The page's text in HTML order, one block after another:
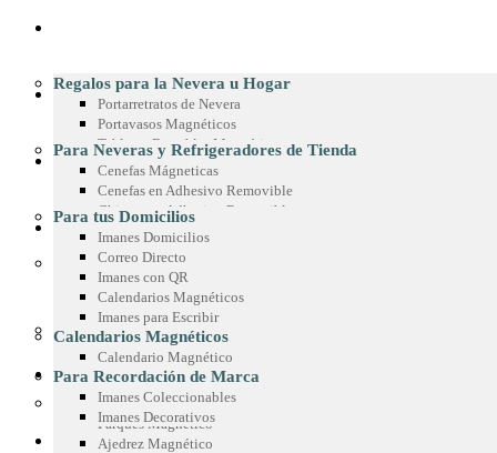
Regalos para la Nevera u Hogar
Portarretratos de Nevera
Portavasos Magnéticos
Tableros Borrables Magnéticos
Multimagnets
Portamemos con Lápiz o Marcador
Recetarios Magnéticos
Adhesivos Decorativos
Imanes Coleccionables
Regalos para Oficina
Separadores de Libros
Calendario de Escritorio
Planeador de Escritorio
Tablero en Adhesivo para Pared
Sticker Personalizados
Mouse Pad
Juegos Promocionales
Parqués Magnético
Ajedrez Magnético
MATERIAL POP
Para Neveras y Refrigeradores de Tienda
Cenefas Mágneticas
Cenefas en Adhesivo Removible
Chispas en Adhesivo Removible
Marcos en Adhesivo Removible
Esquineros en Adhesivo Removible
Adhesivos para Exteriores
Cintas para Vitrinas
Adhesivos en Espejo
Para Góndolas
Chispas Magnéticas
Chispas Marca Precio
Cenefas para Góndolas
IMANES PUBLICITARIOS
Para tus Domicilios
Imanes Domicilios
Correo Directo
Imanes con QR
Calendarios Magnéticos
Imanes para Escribir
Calendarios Magnéticos
Calendario Magnético
Para Recordación de Marca
Imanes Coleccionables
Imanes Decorativos
PRODUCTOS EN MICROFIBRA
Paño de Microfibra
Toalla de Microfibra
Estuche de Microfibra
Stickers en Microfibra
CONOCE SIMETRÍA
COTIZA TU IDEA